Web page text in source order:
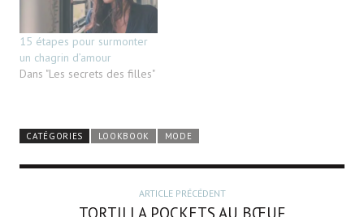
15 étapes pour surmonter
un chagrin d’amour
Dans "Les secrets des filles"
CATÉGORIES LOOKBOOK MODE
ARTICLE PRÉCÉDENT
TORTILLA POCKETS AU BŒUF